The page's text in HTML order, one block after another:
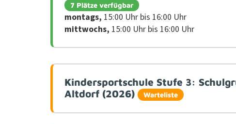
7 Plätze verfügbar
mon­tags, 15:00 Uhr bis 16:00 Uhr
mittwochs, 15:00 Uhr bis 16:00 Uhr
Kindersportschule Stufe 3:
Altdorf (2026)
Warteliste